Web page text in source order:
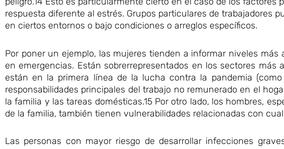
respuesta diferente al estrés. Grupos particulares de trabajadores
en ciertos entornos o bajo condiciones o arreglos específicos.
Por poner un ejemplo, las mujeres tienden a informar niveles
en emergencias. Están sobrerrepresentados en los sectores
están en la primera línea de la lucha contra la pandemia
responsabilidades principales del trabajo no remunerado en el
la familia y las tareas domésticas.15 Por otro lado, los hombres,
de la familia, también tienen vulnerabilidades relacionadas con
Las personas con mayor riesgo de desarrollar infecciones